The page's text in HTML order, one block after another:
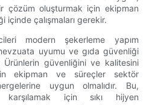
çözüm oluşturmak için ekipman
içinde çalışmaları gerekir.
modern şekerleme yapım
uyumu ve gıda güvenliği
Ürünlerin güvenliğini ve kalitesini
ekipman ve süreçler sektör
uygun olmalıdır. Bu,
karşılamak için sıkı hijyen